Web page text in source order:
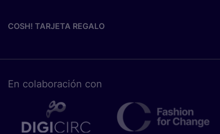
COSH! TARJETA REGALO
En cola­bo­ra­ción con